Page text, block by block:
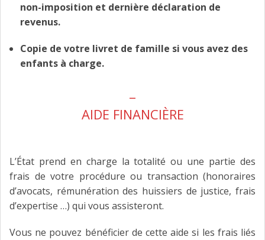
non-imposition et dernière déclaration de
revenus.
Copie de votre livret de famille si vous avez des
enfants à charge.
AIDE FINANCIÈRE
L’État prend en charge la totalité ou une partie des
frais de votre procédure ou transaction (honoraires
d’avocats, rémunération des huissiers de justice, frais
d’expertise …) qui vous assisteront.
Vous ne pouvez bénéficier de cette aide si les frais liés